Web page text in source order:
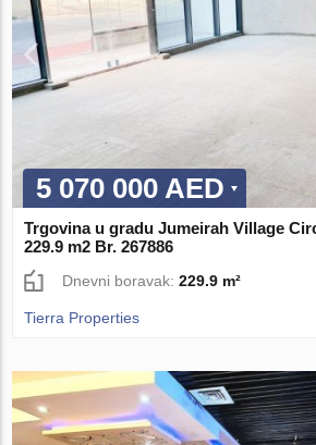
5 070 000 AED
Trgovina u gradu Jumeirah Village
229.9 m2 Br. 267886
Dnevni boravak:229.9 m²
Tierra Properties